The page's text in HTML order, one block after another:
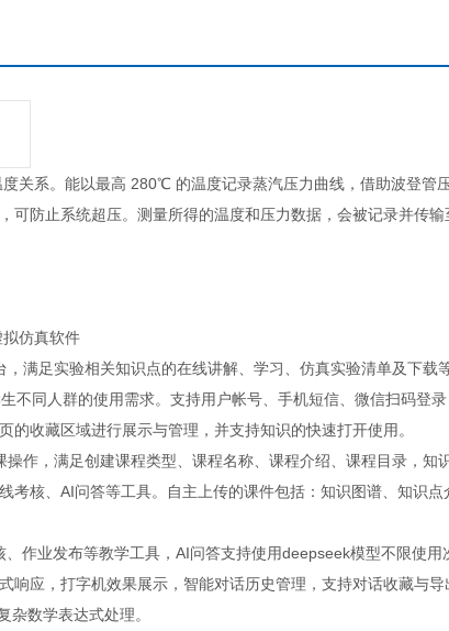
关系。能以最高 280℃ 的温度记录蒸汽压力曲线，借助波登管
可防止系统超压。测量所得的温度和压力数据，会被记录并传输
仿真软件
满足实验相关知识点的在线讲解、学习、仿真实验清单及下载等
不同人群的使用需求。支持用户帐号、手机短信、微信扫码登
收藏区域进行展示与管理，并支持知识的快速打开使用。
作，满足创建课程类型、课程名称、课程介绍、课程目录，知
考核、AI问答等工具。自主上传的课件包括：知识图谱、知识点
作业发布等教学工具，AI问答支持使用deepseek模型不限使
响应，打字机效果展示，智能对话历史管理，支持对话收藏与
杂数学表达式处理。